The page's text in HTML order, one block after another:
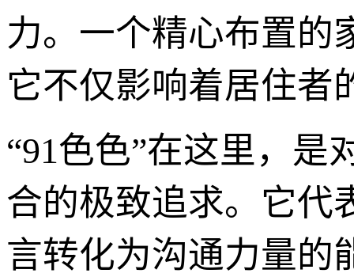
力。一个精心布置的
它不仅影响着居住者
“91色色”在这里，是
合的极致追求。它代
言转化为沟通力量的